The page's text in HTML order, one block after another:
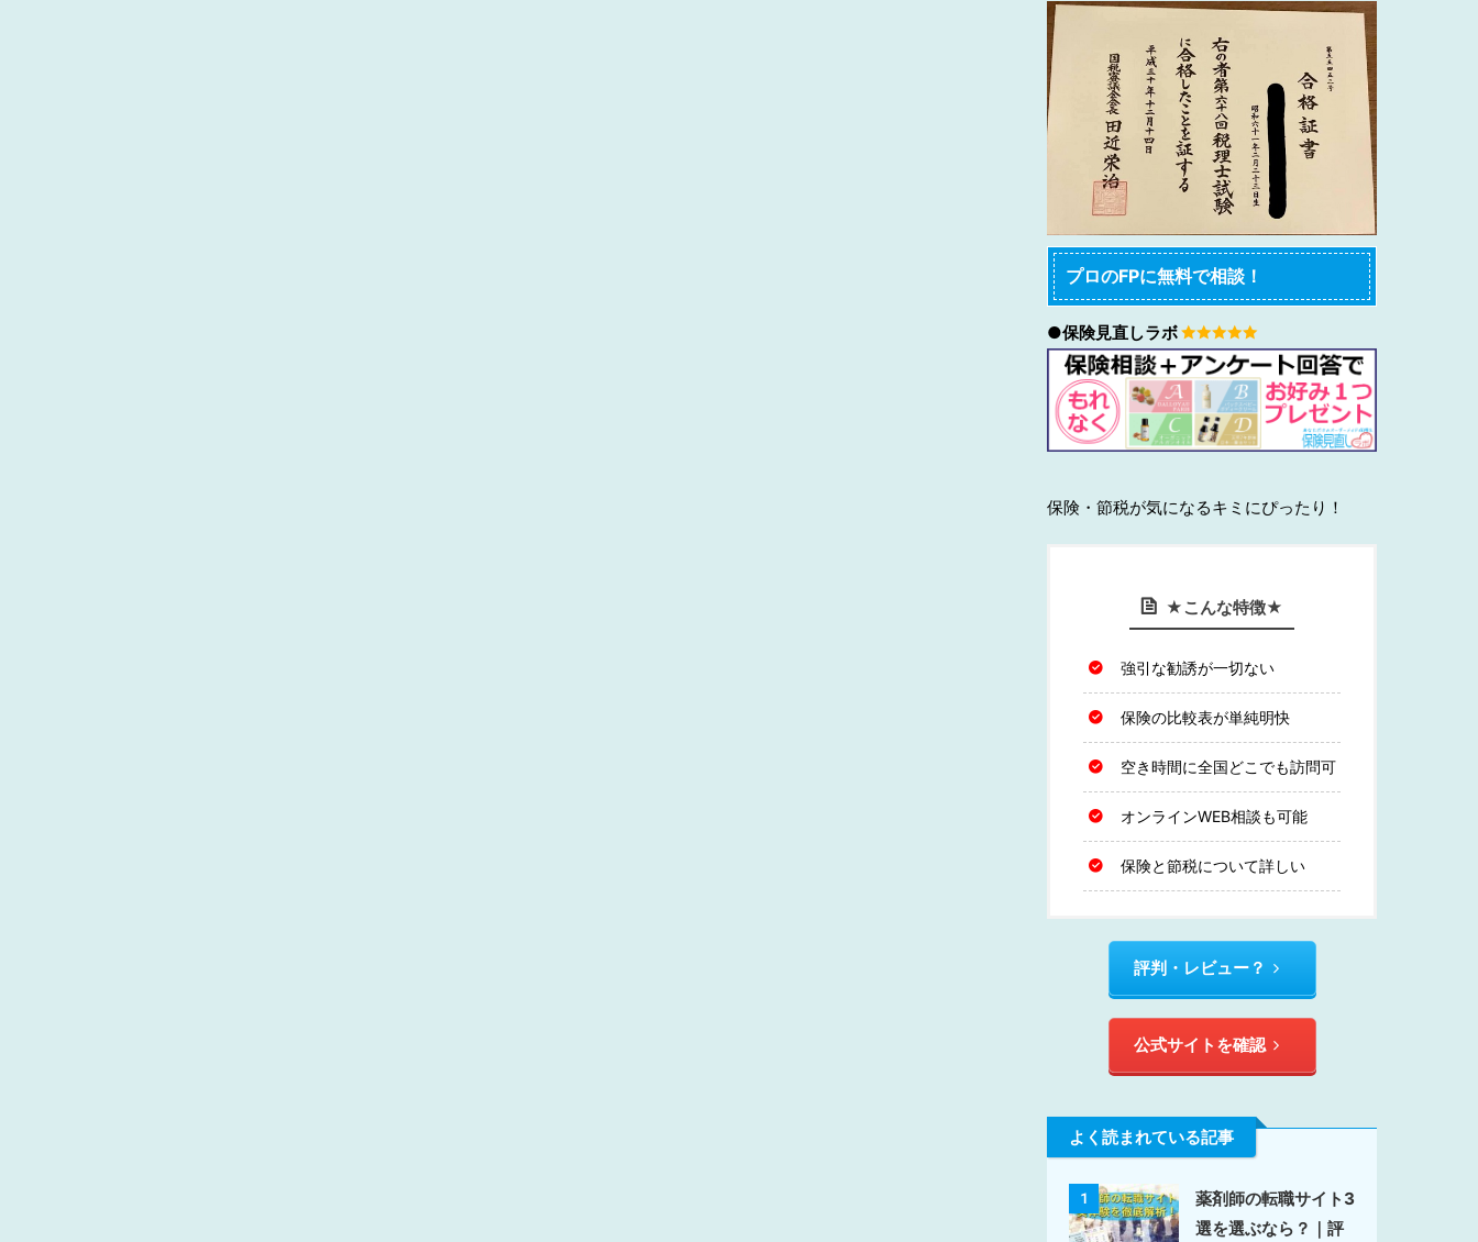
プロのFPに無料で相談！
●保険見直しラボ
保険・節税が気になるキミにぴったり！
★こんな特徴★
強引な勧誘が一切ない
保険の比較表が単純明快
空き時間に全国どこでも訪問可
オンラインWEB相談も可能
保険と節税について詳しい
評判・レビュー？
公式サイトを確認
よく読まれている記事
1
薬剤師の転職サイト3
選を選ぶなら？｜評